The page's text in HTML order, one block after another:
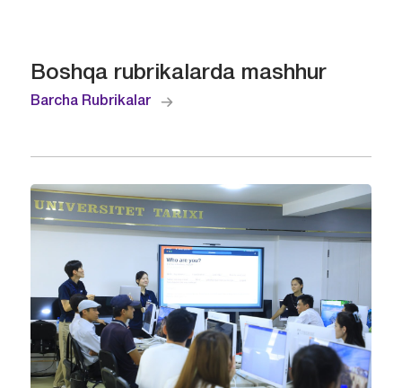
Boshqa rubrikalarda mashhur
Barcha Rubrikalar